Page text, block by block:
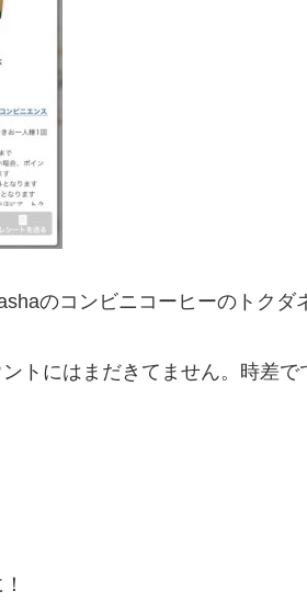
のコンビニコーヒーのトクダ
トにはまだきてません。時差で